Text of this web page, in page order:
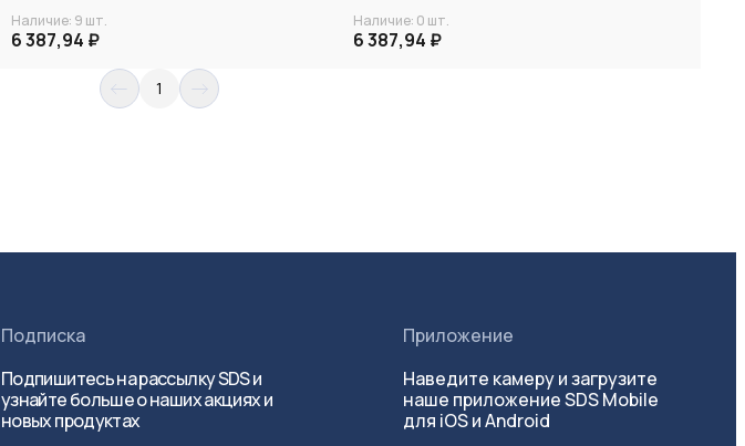
Наличие: 9 шт.
6 387,94 ₽
Наличие: 0 шт.
6 387,94 ₽
1
Подписка
Подпишитесь на рассылку SDS и
узнайте больше о наших акциях и
новых продуктах
Приложение
Наведите камеру и загрузите
наше приложение SDS Mobile
для iOS и Android